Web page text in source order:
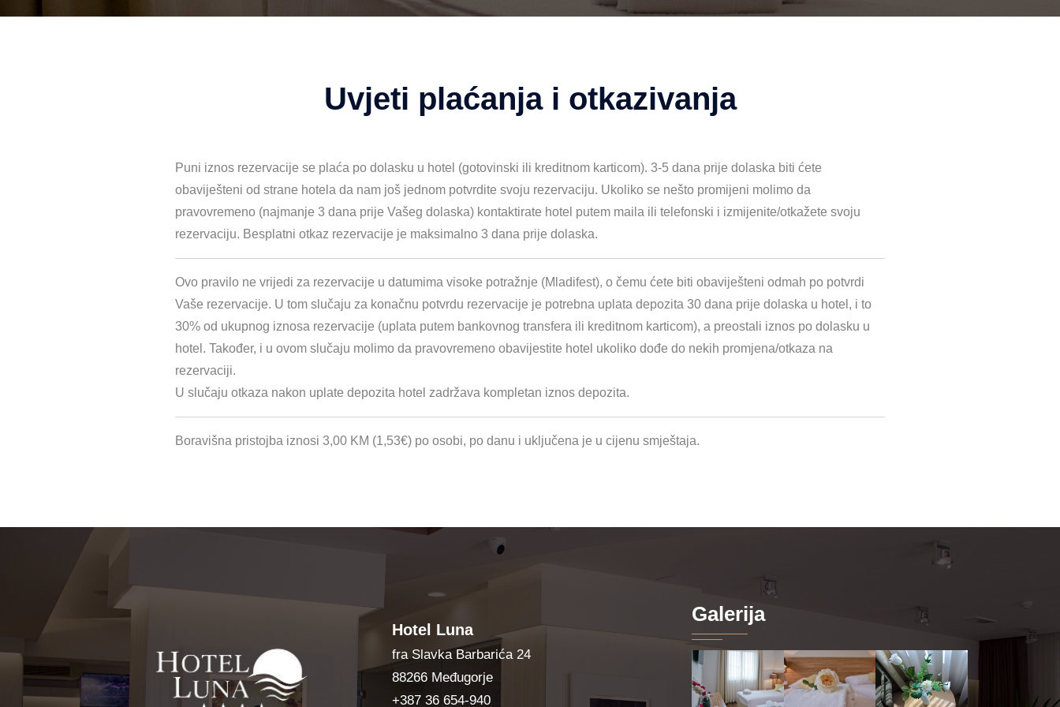
Uvjeti plaćanja i otkazivanja
Puni iznos rezervacije se plaća po dolasku u hotel (gotovinski ili kreditnom karticom). 3-5 dana prije dolaska biti ćete
obaviješteni od strane hotela da nam još jednom potvrdite svoju rezervaciju. Ukoliko se nešto promijeni molimo da
pravovremeno (najmanje 3 dana prije Vašeg dolaska) kontaktirate hotel putem maila ili telefonski i izmijenite/otkažete svoju
rezervaciju. Besplatni otkaz rezervacije je maksimalno 3 dana prije dolaska.
Ovo pravilo ne vrijedi za rezervacije u datumima visoke potražnje (Mladifest), o čemu ćete biti obaviješteni odmah po potvrdi
Vaše rezervacije. U tom slučaju za konačnu potvrdu rezervacije je potrebna uplata depozita 30 dana prije dolaska u hotel, i to
30% od ukupnog iznosa rezervacije (uplata putem bankovnog transfera ili kreditnom karticom), a preostali iznos po dolasku u
hotel. Također, i u ovom slučaju molimo da pravovremeno obavijestite hotel ukoliko dođe do nekih promjena/otkaza na
rezervaciji.
U slučaju otkaza nakon uplate depozita hotel zadržava kompletan iznos depozita.
Boravišna pristojba iznosi 3,00 KM (1,53€) po osobi, po danu i uključena je u cijenu smještaja.
Hotel Luna
fra Slavka Barbarića 24
88266 Međugorje
+387 36 654-940
Galerija